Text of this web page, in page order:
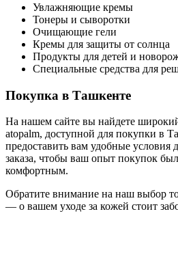
Увлажняющие кремы
Тонеры и сыворотки
Очищающие гели
Кремы для защиты от солнца
Продукты для детей и
Специальные средства для
Покупка в Ташкенте
На нашем сайте вы найдете
atopalm, доступной для покупки в
предоставить вам удобные
заказа, чтобы ваш опыт покупок
комфортным.
Обратите внимание на наш выбор
— о вашем уходе за кожей стоит